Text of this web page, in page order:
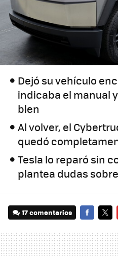
Dejó su vehículo
indicaba el manual
bien
Al volver, el
quedó
Tesla lo reparó sin
plantea dudas
17 comentarios